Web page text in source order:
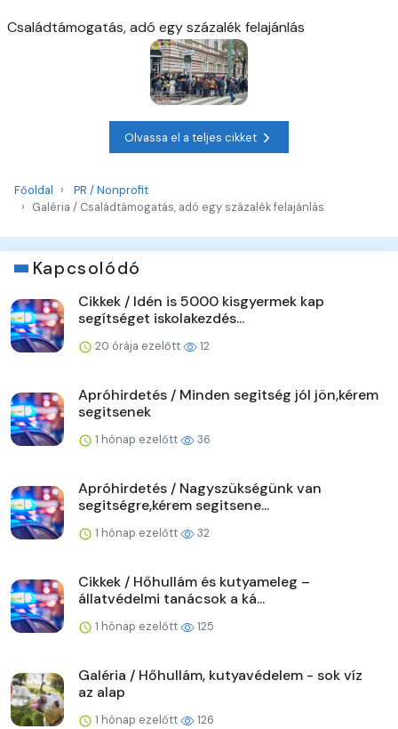
Családtámogatás, adó egy százalék felajánlás
Olvassa el a teljes cikket
Főoldal
PR / Nonprofit
Galéria / Családtámogatás, adó egy százalék felajánlás
Kapcsolódó
Cikkek / Idén is 5000 kisgyermek kap
segítséget iskolakezdés...
20 órája ezelőtt 12
Apróhirdetés / Minden segitség jól jön,kérem
segitsenek
1 hónap ezelőtt 36
Apróhirdetés / Nagyszükségünk van
segitségre,kérem segitsene...
1 hónap ezelőtt 32
Cikkek / Hőhullám és kutyameleg –
állatvédelmi tanácsok a ká...
1 hónap ezelőtt 125
Galéria / Hőhullám, kutyavédelem - sok víz
az alap
1 hónap ezelőtt 126